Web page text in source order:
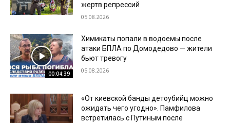
жертв репрессий
05.08.2026
00:04:39
Химикаты попали в водоемы после
атаки БПЛА по Домодедово — жители
бьют тревогу
05.08.2026
«От киевской банды детоубийц можно
ожидать чего угодно». Памфилова
встретилась с Путиным после